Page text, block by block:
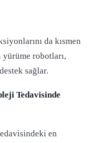
da kısmen
robotları,
sağlar.
Tedavisinde
en